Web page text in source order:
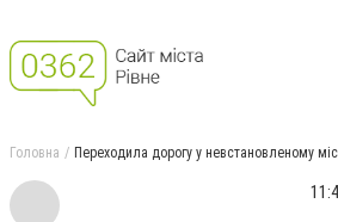
Головна Переходила дорогу у невстановленому